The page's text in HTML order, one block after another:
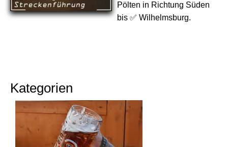
Pölten in Richtung Süden
bis ✅ Wilhelmsburg.
Kategorien